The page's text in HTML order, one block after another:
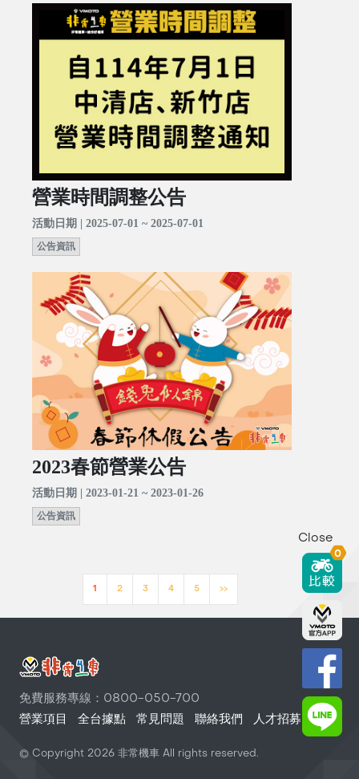
營業時間調整公告
活動日期 | 2025-07-01 ~ 2025-07-01
公告資訊
2023春節營業公告
活動日期 | 2023-01-21 ~ 2023-01-26
公告資訊
1 2 3 4 5 >>
免費服務專線：0800-050-700
營業項目
全台據點 常見問題 聯絡我們 人才招募
© Copyright 2026 非常機車 All rights reserved.
Close
0